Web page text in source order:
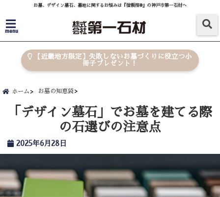
お墓、デザイン墓石、墓地に関するお悩みは『信頼棺®』の神戸市第一石材へ
menu
【近畿地方限定】失敗しないお墓づくりに役立つ小
冊子プレゼント！
ホーム お墓の知恵袋
「デザイン墓石」でお墓を建てる際
の石選びの注意点
2025年6月28日